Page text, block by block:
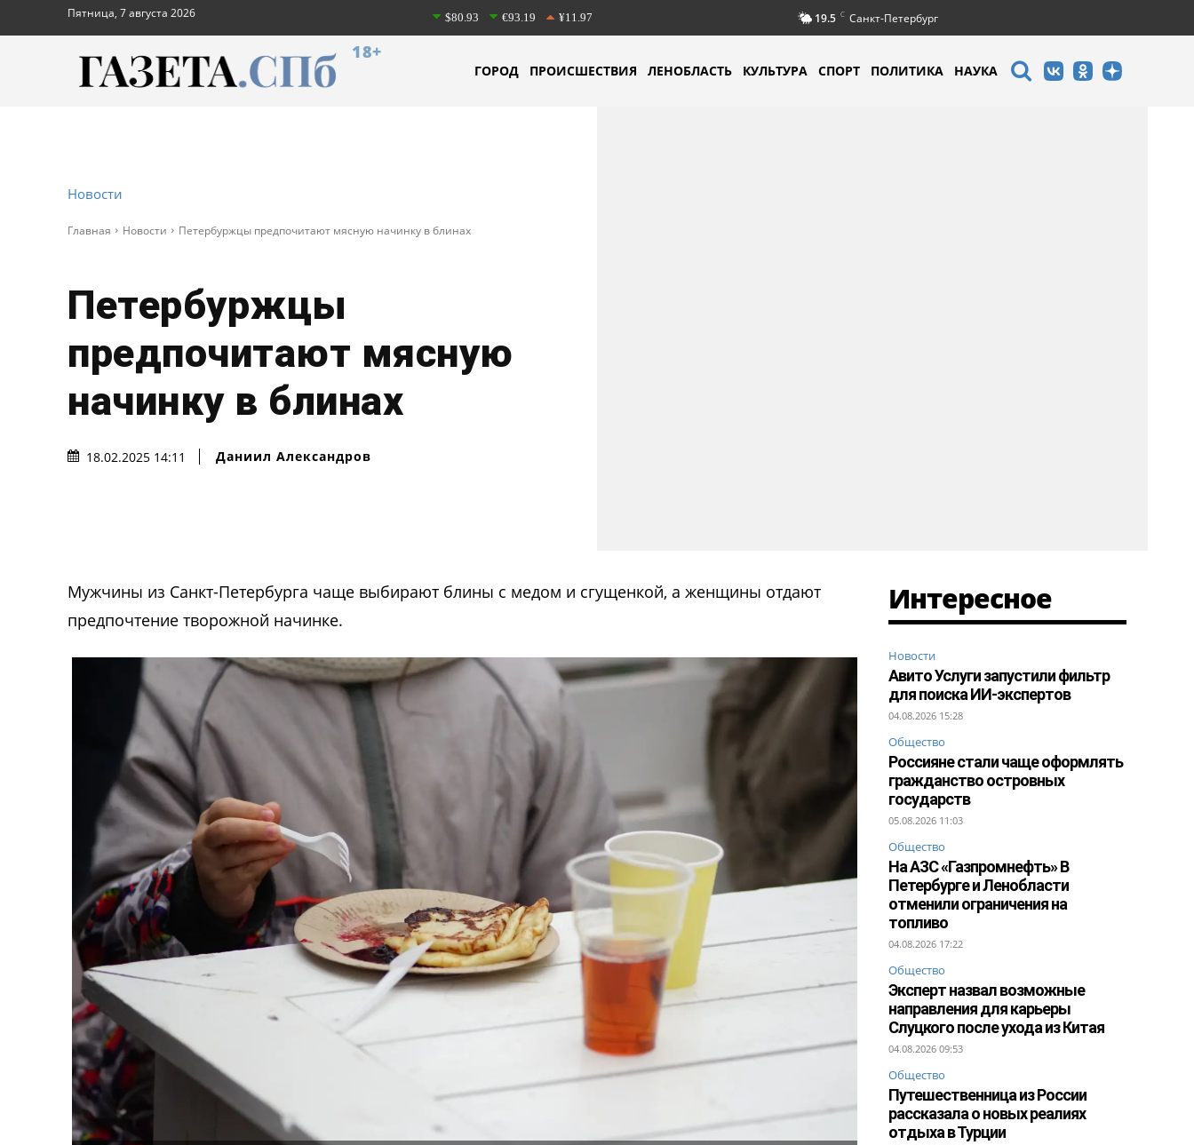
Пятница, 7 августа 2026 $80.93 €93.19 ¥11.97 19.5 C Санкт-Петербург
18+
ГОРОД ПРОИСШЕСТВИЯ ЛЕНОБЛАСТЬ КУЛЬТУРА СПОРТ ПОЛИТИКА НАУКА
Новости
Главная Новости Петербуржцы предпочитают мясную начинку в блинах
Петербуржцы
предпочитают мясную
начинку в блинах
18.02.2025 14:11 Даниил Александров
Мужчины из Санкт-Петербурга чаще выбирают блины с медом и сгущенкой, а женщины отдают
предпочтение творожной начинке.
Интересное
Новости
Авито Услуги запустили фильтр
для поиска ИИ-экспертов
04.08.2026 15:28
Общество
Россияне стали чаще оформлять
гражданство островных
государств
05.08.2026 11:03
Общество
На АЗС «Газпромнефть» В
Петербурге и Ленобласти
отменили ограничения на
топливо
04.08.2026 17:22
Общество
Эксперт назвал возможные
направления для карьеры
Слуцкого после ухода из Китая
04.08.2026 09:53
Общество
Путешественница из России
рассказала о новых реалиях
отдыха в Турции